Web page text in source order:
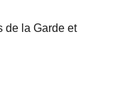
de la Garde et